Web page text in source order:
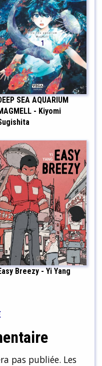
SEA AQUARIUM
- Kiyomi
Breezy - Yi Yang
pas publiée. Les